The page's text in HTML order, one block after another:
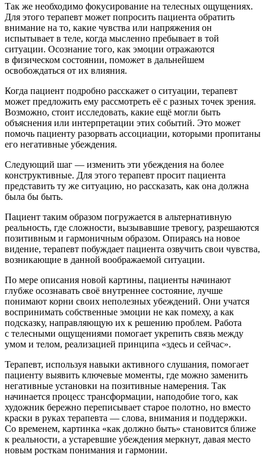
Так же необходимо фокусирование на телесных ощущениях.
Для этого терапевт может попросить пациента обратить
внимание на то, какие чувства или напряжения он
испытывает в теле, когда мысленно пребывает в той
ситуации. Осознание того, как эмоции отражаются
в физическом состоянии, поможет в дальнейшем
освобождаться от их влияния.
Когда пациент подробно расскажет о ситуации, терапевт
может предложить ему рассмотреть её с разных точек зрения.
Возможно, стоит исследовать, какие ещё могли быть
объяснения или интерпретации этих событий. Это может
помочь пациенту разорвать ассоциации, которыми пропитаны
его негативные убеждения.
Следующий шаг — изменить эти убеждения на более
конструктивные. Для этого терапевт просит пациента
представить ту же ситуацию, но рассказать, как она должна
была бы быть.
Пациент таким образом погружается в альтернативную
реальность, где сложности, вызывавшие тревогу, разрешаются
позитивным и гармоничным образом. Опираясь на новое
видение, терапевт побуждает пациента озвучить свои чувства,
возникающие в данной воображаемой ситуации.
По мере описания новой картины, пациенты начинают
глубже осознавать своё внутреннее состояние, лучше
понимают корни своих неполезных убеждений. Они учатся
воспринимать собственные эмоции не как помеху, а как
подсказку, направляющую их к решению проблем. Работа
с телесными ощущениями помогает укрепить связь между
умом и телом, реализацией принципа «здесь и сейчас».
Терапевт, используя навыки активного слушания, помогает
пациенту выявить ключевые моменты, где можно заменить
негативные установки на позитивные намерения. Так
начинается процесс трансформации, наподобие того, как
художник бережно переписывает старое полотно, но вместо
краски в руках терапевта — слова, внимания и поддержки.
Со временем, картинка «как должно быть» становится ближе
к реальности, а устаревшие убеждения меркнут, давая место
новым росткам понимания и гармонии.